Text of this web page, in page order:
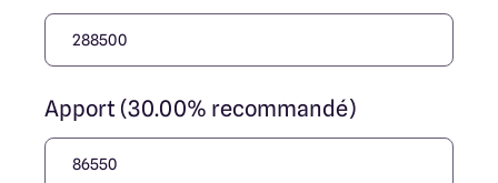
Apport (30.00% recommandé)